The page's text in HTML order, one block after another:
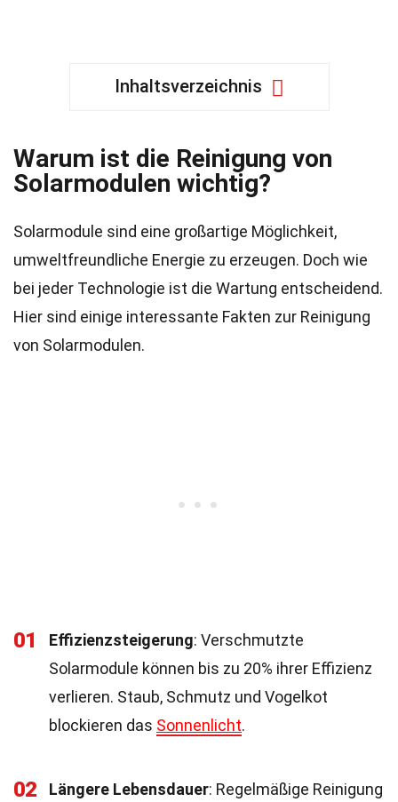
Inhaltsverzeichnis
Warum ist die Reinigung von
Solarmodulen wichtig?
Solarmodule sind eine großartige Möglichkeit,
umweltfreundliche Energie zu erzeugen. Doch wie
bei jeder Technologie ist die Wartung entscheidend.
Hier sind einige interessante Fakten zur Reinigung
von Solarmodulen.
01 Effizienzsteigerung: Verschmutzte
Solarmodule können bis zu 20% ihrer Effizienz
verlieren. Staub, Schmutz und Vogelkot
blockieren das Sonnenlicht.
02 Längere Lebensdauer: Regelmäßige Reinigung